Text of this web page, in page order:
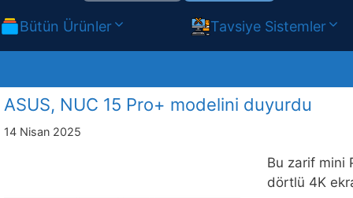
Bütün Ürünler Tavsiye Sistemler
ASUS, NUC 15 Pro+ modelini duyurdu
14 Nisan 2025
Bu zarif mini
dörtlü 4K